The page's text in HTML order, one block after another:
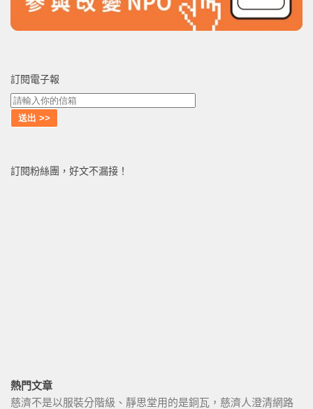
訂閱電子報
訂閱粉絲團，好文不漏接！
熱門文章
慈濟不是以服裝分階級、靜思堂用的是銅瓦，慈濟人澄清網路